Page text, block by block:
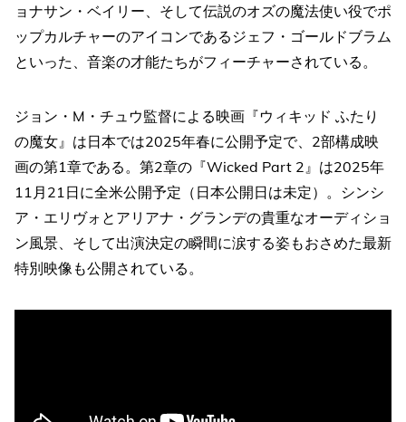
ョナサン・ベイリー、そして伝説のオズの魔法使い役でポ
ップカルチャーのアイコンであるジェフ・ゴールドブラム
といった、音楽の才能たちがフィーチャーされている。
ジョン・M・チュウ監督による映画『ウィキッド ふたり
の魔女』は日本では2025年春に公開予定で、2部構成映
画の第1章である。第2章の『Wicked Part 2』は2025年
11月21日に全米公開予定（日本公開日は未定）。シンシ
ア・エリヴォとアリアナ・グランデの貴重なオーディショ
ン風景、そして出演決定の瞬間に涙する姿もおさめた最新
特別映像も公開されている。